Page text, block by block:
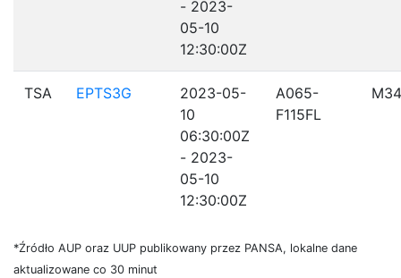
- 2023-
05-10
12:30:00Z
TSA EPTS3G
2023-05-
10
06:30:00Z
- 2023-
05-10
12:30:00Z
A065-
F115FL
*Źródło AUP oraz UUP publikowany przez PANSA, lokalne dane
aktualizowane co 30 minut